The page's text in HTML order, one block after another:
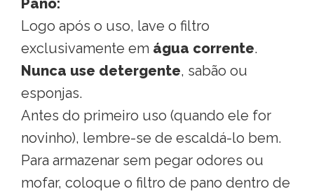
Pano:
Logo após o uso, lave o filtro
exclusivamente em água corrente.
Nunca use detergente, sabão ou
esponjas.
Antes do primeiro uso (quando ele for
novinho), lembre-se de escaldá-lo bem.
Para armazenar sem pegar odores ou
mofar, coloque o filtro de pano dentro de